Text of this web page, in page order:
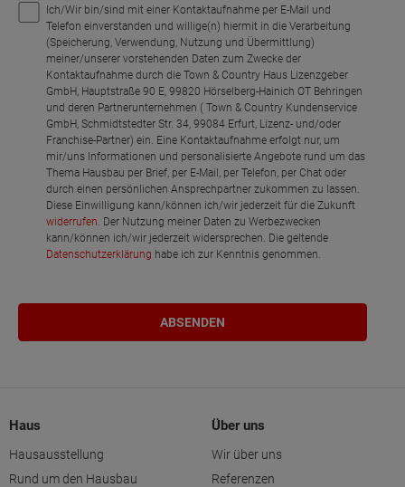
Ich/Wir bin/sind mit einer Kontaktaufnahme per E-Mail und
Telefon einverstanden und willige(n) hiermit in die Verarbeitung
(Speicherung, Verwendung, Nutzung und Übermittlung)
meiner/unserer vorstehenden Daten zum Zwecke der
Kontaktaufnahme durch die Town & Country Haus Lizenzgeber
GmbH, Hauptstraße 90 E, 99820 Hörselberg-Hainich OT Behringen
und deren Partnerunternehmen ( Town & Country Kundenservice
GmbH, Schmidtstedter Str. 34, 99084 Erfurt, Lizenz- und/oder
Franchise-Partner) ein. Eine Kontaktaufnahme erfolgt nur, um
mir/uns Informationen und personalisierte Angebote rund um das
Thema Hausbau per Brief, per E-Mail, per Telefon, per Chat oder
durch einen persönlichen Ansprechpartner zukommen zu lassen.
Diese Einwilligung kann/können ich/wir jederzeit für die Zukunft
widerrufen. Der Nutzung meiner Daten zu Werbezwecken
kann/können ich/wir jederzeit widersprechen. Die geltende
Datenschutzerklärung habe ich zur Kenntnis genommen.
Haus
Hausausstellung
Rund um den Hausbau
Über uns
Wir über uns
Referenzen